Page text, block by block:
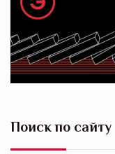
Поиск по сайту